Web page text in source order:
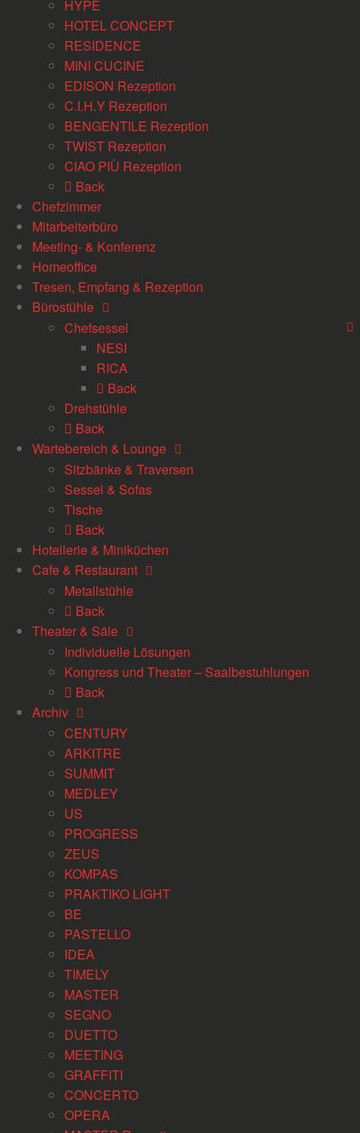
HYPE
HOTEL CONCEPT
RESIDENCE
MINI CUCINE
EDISON Rezeption
C.I.H.Y Rezeption
BENGENTILE Rezeption
TWIST Rezeption
CIAO PIÙ Rezeption
Back
Chefzimmer
Mitarbeiterbüro
Meeting- & Konferenz
Homeoffice
Tresen, Empfang & Rezeption
Bürostühle
Chefsessel
NESI
RICA
Back
Drehstühle
Back
Wartebereich & Lounge
Sitzbänke & Traversen
Sessel & Sofas
Tische
Back
Hotellerie & Miniküchen
Cafe & Restaurant
Metallstühle
Back
Theater & Säle
Individuelle Lösungen
Kongress und Theater – Saalbestuhlungen
Back
Archiv
CENTURY
ARKITRE
SUMMIT
MEDLEY
US
PROGRESS
ZEUS
KOMPAS
PRAKTIKO LIGHT
BE
PASTELLO
IDEA
TIMELY
MASTER
SEGNO
DUETTO
MEETING
GRAFFITI
CONCERTO
OPERA